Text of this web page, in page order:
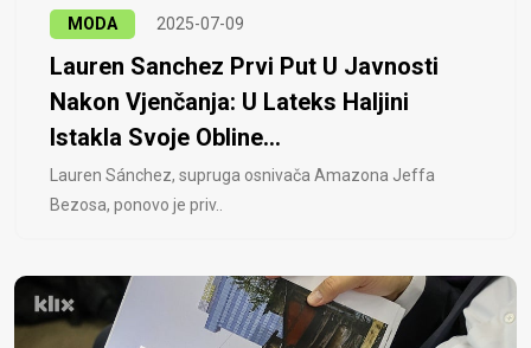
MODA 2025-07-09
Lauren Sanchez Prvi Put U Javnosti
Nakon Vjenčanja: U Lateks Haljini
Istakla Svoje Obline...
Lauren Sánchez, supruga osnivača Amazona Jeffa
Bezosa, ponovo je priv..